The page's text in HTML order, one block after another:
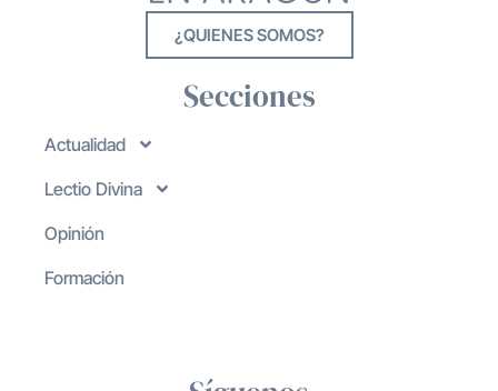
¿QUIENES SOMOS?
Secciones
Actualidad
Lectio Divina
Opinión
Formación